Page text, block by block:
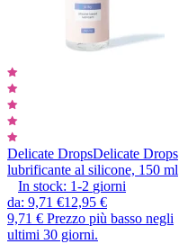
Delicate DropsDelicate Drops
lubrificante al silicone, 150 ml
In stock: 1-2 giorni
da: 9,71 €12,95 €
9,71 € Prezzo più basso negli
ultimi 30 giorni.